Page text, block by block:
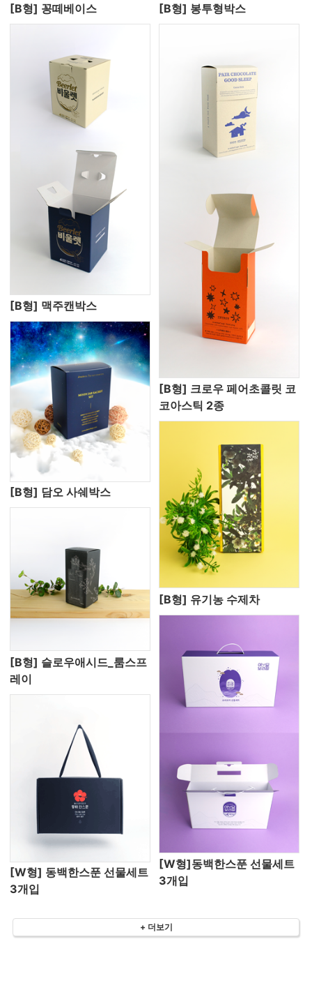
[B형] 꽁떼베이스
[B형] 맥주캔박스
[B형] 봉투형박스
[B형] 담오 사쉐박스
[B형] 크로우 페어초콜릿 코
코아스틱 2종
[B형] 슬로우애시드_룸스프
레이
[B형] 유기농 수제차
[W형] 동백한스푼 선물세트
3개입
[W형]동백한스푼 선물세트
3개입
+ 더보기